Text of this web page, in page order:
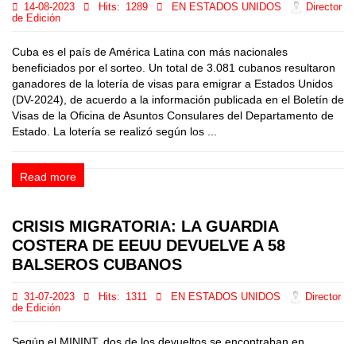
14-08-2023 Hits: 1289 EN ESTADOS UNIDOS
Director
de Edición
Cuba es el país de América Latina con más nacionales
beneficiados por el sorteo. Un total de 3.081 cubanos resultaron
ganadores de la lotería de visas para emigrar a Estados Unidos
(DV-2024), de acuerdo a la información publicada en el Boletín de
Visas de la Oficina de Asuntos Consulares del Departamento de
Estado. La lotería se realizó según los ...
Read more
CRISIS MIGRATORIA: LA GUARDIA
COSTERA DE EEUU DEVUELVE A 58
BALSEROS CUBANOS
31-07-2023 Hits: 1311 EN ESTADOS UNIDOS
Director
de Edición